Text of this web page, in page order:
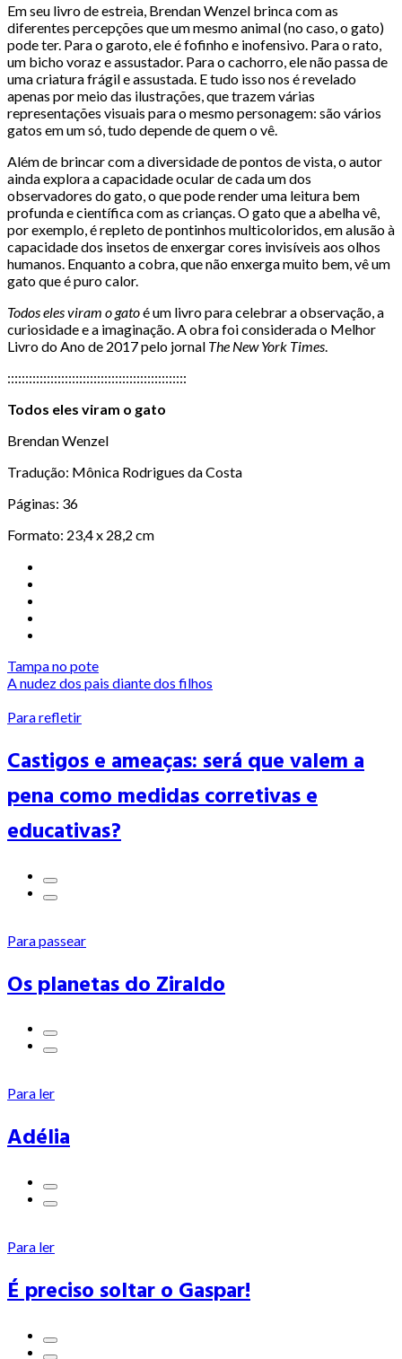
Em seu livro de estreia, Brendan Wenzel brinca com as
diferentes percepções que um mesmo animal (no caso, o gato)
pode ter. Para o garoto, ele é fofinho e inofensivo. Para o rato,
um bicho voraz e assustador. Para o cachorro, ele não passa de
uma criatura frágil e assustada. E tudo isso nos é revelado
apenas por meio das ilustrações, que trazem várias
representações visuais para o mesmo personagem: são vários
gatos em um só, tudo depende de quem o vê.
Além de brincar com a diversidade de pontos de vista, o autor
ainda explora a capacidade ocular de cada um dos
observadores do gato, o que pode render uma leitura bem
profunda e científica com as crianças. O gato que a abelha vê,
por exemplo, é repleto de pontinhos multicoloridos, em alusão à
capacidade dos insetos de enxergar cores invisíveis aos olhos
humanos. Enquanto a cobra, que não enxerga muito bem, vê um
gato que é puro calor.
Todos eles viram o gatoé um livro para celebrar a observação, a
curiosidade e a imaginação. A obra foi considerada o Melhor
Livro do Ano de 2017 pelo jornal The New York Times.
::::::::::::::::::::::::::::::::::::::::::::::::::
Todos eles viram o gato
Brendan Wenzel
Tradução: Mônica Rodrigues da Costa
Páginas: 36
Formato: 23,4 x 28,2 cm
Tampa no pote
A nudez dos pais diante dos filhos
Para refletir
Castigos e ameaças: será que valem a
pena como medidas corretivas e
educativas?
Para passear
Os planetas do Ziraldo
Para ler
Adélia
Para ler
É preciso soltar o Gaspar!